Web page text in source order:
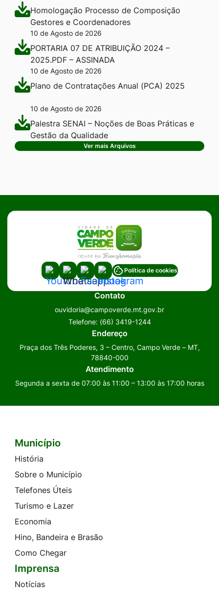
Homologação Processo de Composição
Gestores e Coordenadores
10 de Agosto de 2026
PORTARIA 07 DE ATRIBUIÇÃO 2024 –
2025.PDF – ASSINADA
10 de Agosto de 2026
Plano de Contratações Anual (PCA) 2025
10 de Agosto de 2026
Palestra SENAI – Noções de Boas Práticas e
Gestão da Qualidade
Ver mais Arquivos
Acessar
a
Social
Acessar
a
Social
Whatsapp
Acessar
a
Rede
Social
Facebook
Acessar
a
Rede
Social
Instagram
Política de cookies
Contato
ouvidoria@campoverde.mt.gov.br
Telefone: (66) 3419-1244
Endereço
Praça dos Três Poderes, 3 – Centro, Campo Verde – MT,
78840-000
Atendimento
Segunda a sexta de 07:00 às 11:00 – 13:00 às 17:00 horas
Seção do Rodapé e Contato
Município
História
Sobre o Município
Telefones Úteis
Turismo e Lazer
Economia
Hino, Bandeira e Brasão
Como Chegar
Imprensa
Notícias